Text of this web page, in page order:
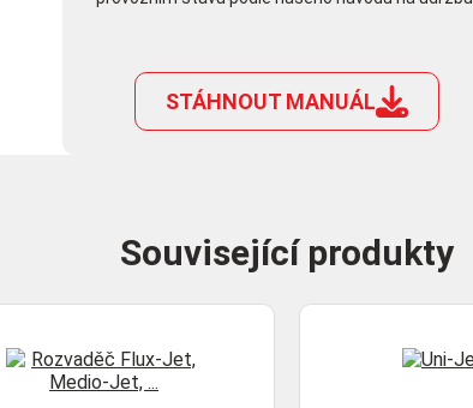
STÁHNOUT MANUÁL
Související produkty